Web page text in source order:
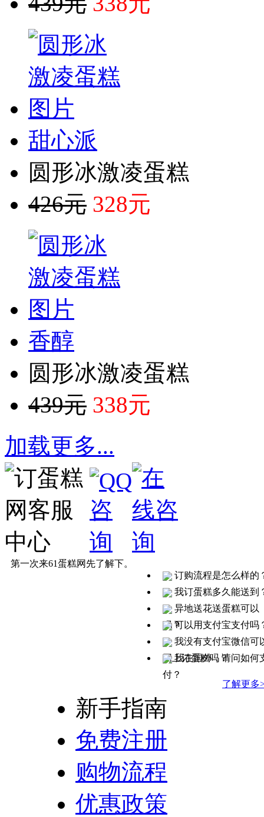
甜心派
圆形冰激凌蛋糕
426元 328元
香醇
圆形冰激凌蛋糕
439元 338元
加载更多...
第一次来61蛋糕网先了解下。
订购流程是怎么样的
我订蛋糕多久能送到
异地送花送蛋糕可以
吗？可以用支付宝支付吗
我没有支付宝微信可
网上订蛋糕吗？
我在国外，请问如何
付？
了解更多
新手指南
免费注册
购物流程
优惠政策